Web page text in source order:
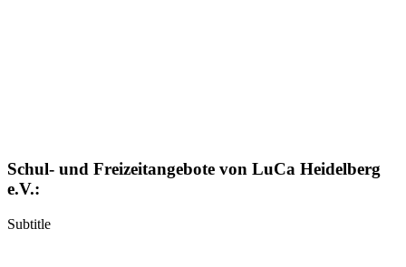
Schul- und Freizeitangebote von LuCa Heidelberg
e.V.:
Subtitle